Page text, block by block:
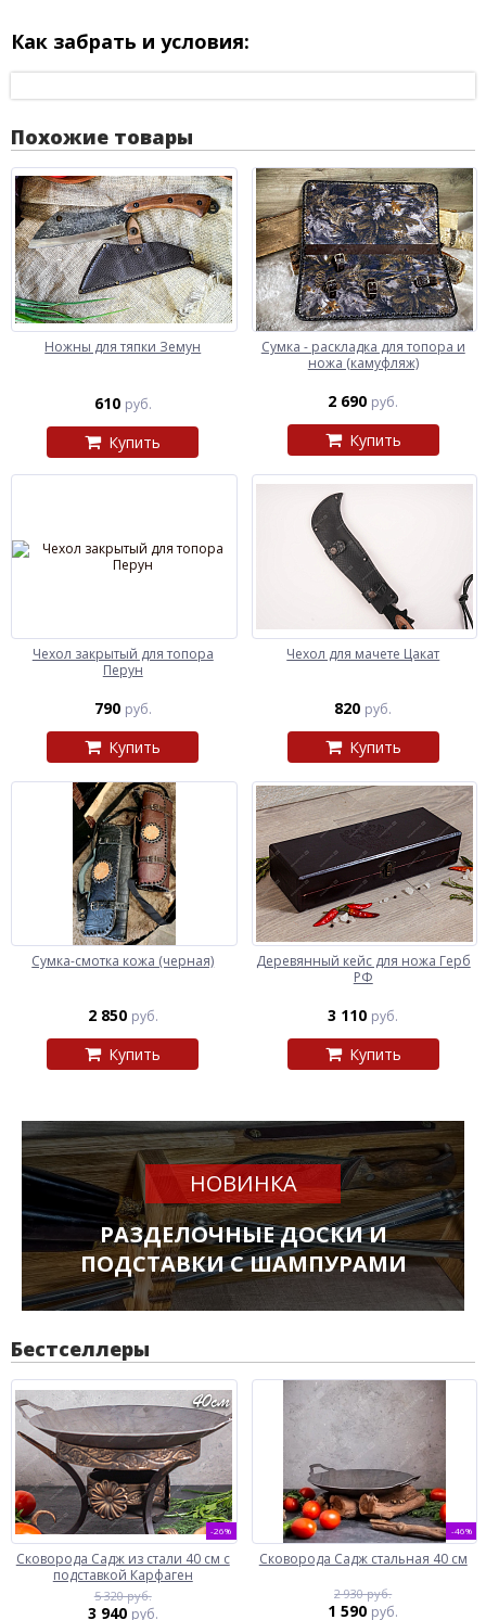
Как забрать и условия:
Похожие товары
Ножны для тяпки Земун
610 руб.
Купить
Сумка - раскладка для топора и
ножа (камуфляж)
2 690 руб.
Купить
Чехол закрытый для топора
Перун
790 руб.
Купить
Чехол для мачете Цакат
820 руб.
Купить
Сумка-смотка кожа (черная)
2 850 руб.
Купить
Деревянный кейс для ножа Герб
РФ
3 110 руб.
Купить
НОВИНКА
РАЗДЕЛОЧНЫЕ ДОСКИ И
ПОДСТАВКИ С ШАМПУРАМИ
Бестселлеры
-26%
Сковорода Садж из стали 40 см с
подставкой Карфаген
5 320 руб.
3 940 руб.
-46%
Сковорода Садж стальная 40 см
2 930 руб.
1 590 руб.